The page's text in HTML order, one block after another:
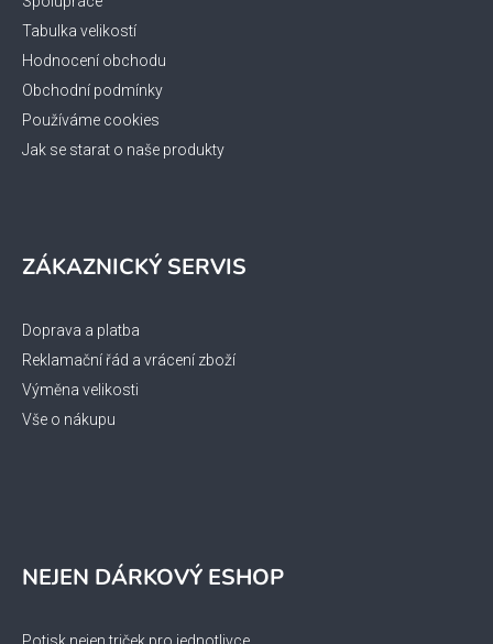
Tabulka velikostí
Hodnocení obchodu
Obchodní podmínky
Používáme cookies
Jak se starat o naše produkty
ZÁKAZNICKÝ SERVIS
Doprava a platba
Reklamační řád a vrácení zboží
Výměna velikosti
Vše o nákupu
NEJEN DÁRKOVÝ ESHOP